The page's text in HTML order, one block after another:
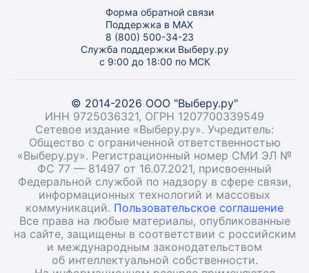
Форма обратной связи
Поддержка в MAX
8 (800) 500-34-23
Служба поддержки Выберу.ру
с 9:00 до 18:00 по МСК
© 2014-2026 ООО "Выберу.ру"
ИНН 9725036321, ОГРН 1207700339549
Сетевое издание «Выберу.ру». Учредитель:
Общество с ограниченной ответственностью
«Выберу.ру». Регистрационный номер СМИ ЭЛ №
ФС 77 — 81497 от 16.07.2021, присвоенный
Федеральной службой по надзору в сфере связи,
информационных технологий и массовых
коммуникаций. Пользовательское соглашение
Все права на любые материалы, опубликованные
на сайте, защищены в соответствии с российским
и международным законодательством
об интеллектуальной собственности.